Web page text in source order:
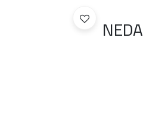
جهاز نداء NSA-250 الهندي 250 وات NEDA